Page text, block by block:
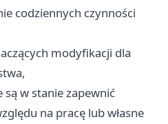
codziennych czynności
modyfikacji dla
w stanie zapewnić
na pracę lub własne